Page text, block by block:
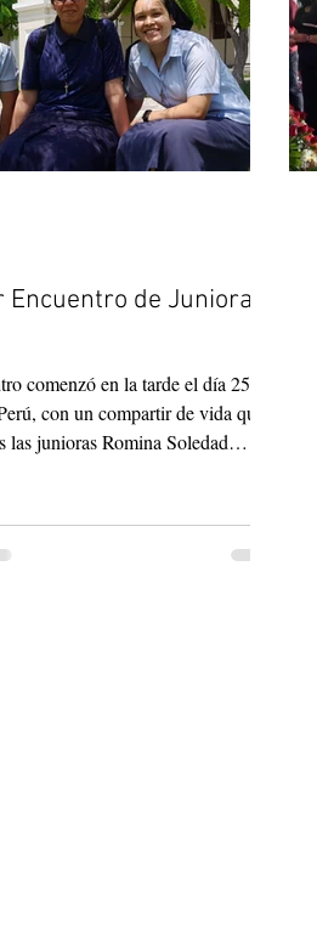
de Junioras
comenzó en la tarde el día 25 de
con un compartir de vida que
las junioras Romina Soledad